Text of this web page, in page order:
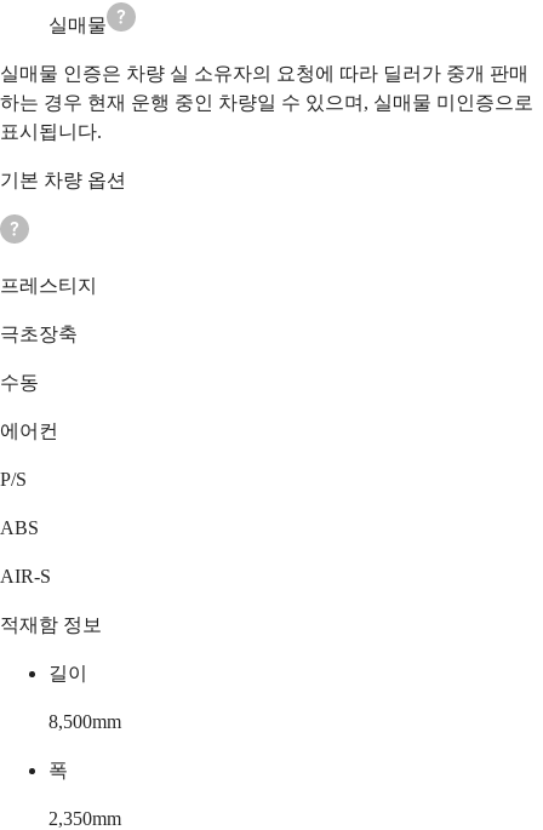
실매물
실매물 인증은 차량 실 소유자의 요청에 따라 딜러가 중개 판매
하는 경우 현재 운행 중인 차량일 수 있으며, 실매물 미인증으로
표시됩니다.
기본 차량 옵션
프레스티지
극초장축
수동
에어컨
P/S
ABS
AIR-S
적재함 정보
길이
8,500mm
폭
2,350mm